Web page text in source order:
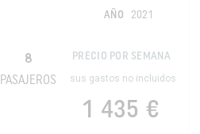
AÑO 2021
8
PASAJEROS
PRECIO POR SEMANA
sus gastos no incluidos
1 435 €